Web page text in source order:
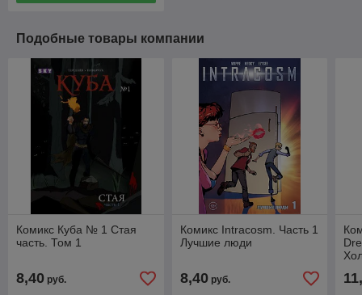
Подобные товары компании
Комикс Куба № 1 Стая
часть. Том 1
8,40 руб.
Комикс Intracosm. Часть 1
Лучшие люди
8,40руб.